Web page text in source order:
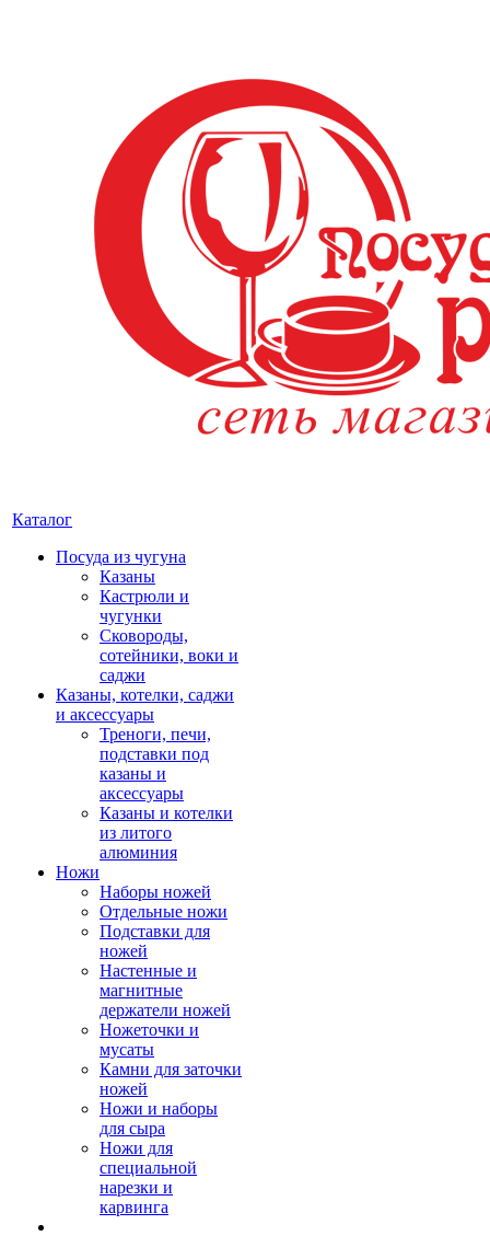
Каталог
Посуда из чугуна
Казаны
Кастрюли и
чугунки
Сковороды,
сотейники, воки и
саджи
Казаны, котелки, саджи
и аксессуары
Треноги, печи,
подставки под
казаны и
аксессуары
Казаны и котелки
из литого
алюминия
Ножи
Наборы ножей
Отдельные ножи
Подставки для
ножей
Настенные и
магнитные
держатели ножей
Ножеточки и
мусаты
Камни для заточки
ножей
Ножи и наборы
для сыра
Ножи для
специальной
нарезки и
карвинга